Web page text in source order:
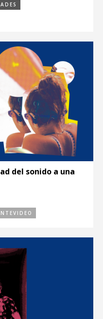
del sonido a una